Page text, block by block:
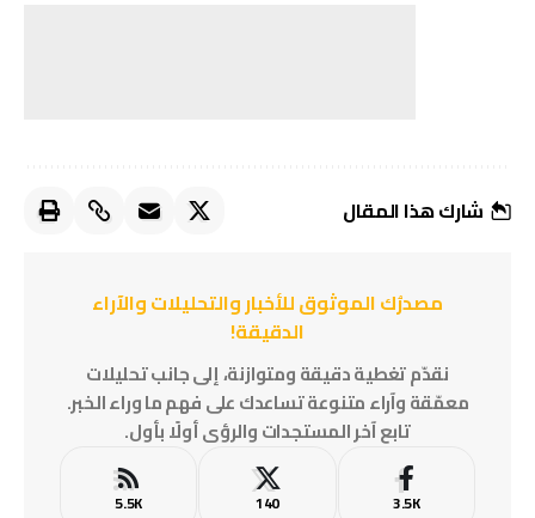
شارك هذا المقال
مصدرُك الموثوق للأخبار والتحليلات والآراء
الدقيقة!
نقدّم تغطية دقيقة ومتوازنة، إلى جانب تحليلات
معمّقة وآراء متنوعة تساعدك على فهم ما وراء الخبر.
تابع آخر المستجدات والرؤى أولًا بأول.
3.5K
140
5.5K